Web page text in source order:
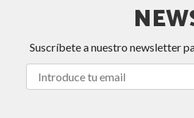
Suscríbete a nuestro newsletter